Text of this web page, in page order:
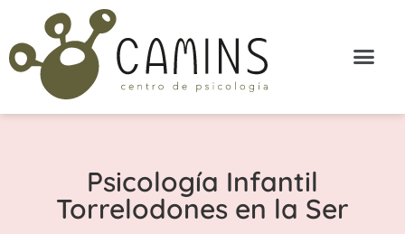
Psicología Infantil
Torrelodones en la Ser